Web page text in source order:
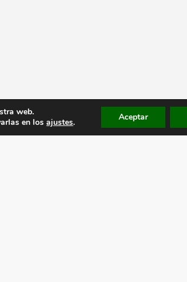
web.
en losajustes. Aceptar